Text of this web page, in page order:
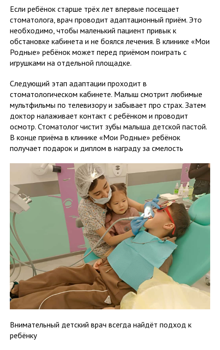
Если ребёнок старше трёх лет впервые посещает
стоматолога, врач проводит адаптационный приём. Это
необходимо, чтобы маленький пациент привык к
обстановке кабинета и не боялся лечения. В клинике «Мои
Родные» ребёнок может перед приёмом поиграть с
игрушками на отдельной площадке.
Следующий этап адаптации проходит в
стоматологическом кабинете. Малыш смотрит любимые
мультфильмы по телевизору и забывает про страх. Затем
доктор налаживает контакт с ребёнком и проводит
осмотр. Стоматолог чистит зубы малыша детской пастой.
В конце приёма в клинике «Мои Родные» ребёнок
получает подарок и диплом в награду за смелость
Внимательный детский врач всегда найдёт подход к
ребёнку